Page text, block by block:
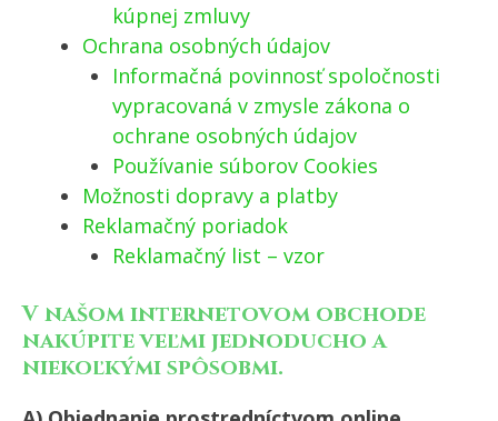
kúpnej zmluvy
Ochrana osobných údajov
Informačná povinnosť spoločnosti
vypracovaná v zmysle zákona o
ochrane osobných údajov
Používanie súborov Cookies
Možnosti dopravy a platby
Reklamačný poriadok
Reklamačný list – vzor
V našom internetovom obchode
nakúpite veľmi jednoducho a
niekoľkými spôsobmi.